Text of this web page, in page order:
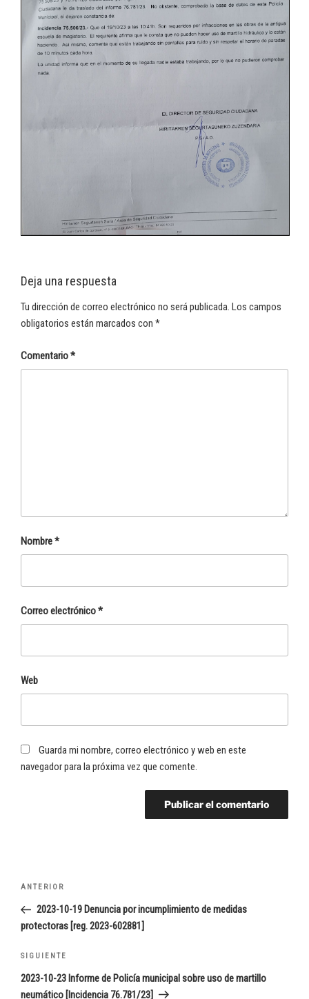
Deja una respuesta
Tu dirección de correo electrónico no será publicada. Los campos
obligatorios están marcados con *
Comentario*
Nombre*
Correo electrónico*
Web
Guarda mi nombre, correo electrónico y web en este
navegador para la próxima vez que comente.
Navegación
entradas
Entrada
anterior:
ANTERIOR
2023-10-19 Denuncia por incumplimiento de medidas
protectoras [reg. 2023-602881]
Siguiente
entrada
SIGUIENTE
2023-10-23 Informe de Policía municipal sobre uso de martillo
neumático [Incidencia 76.781/23]